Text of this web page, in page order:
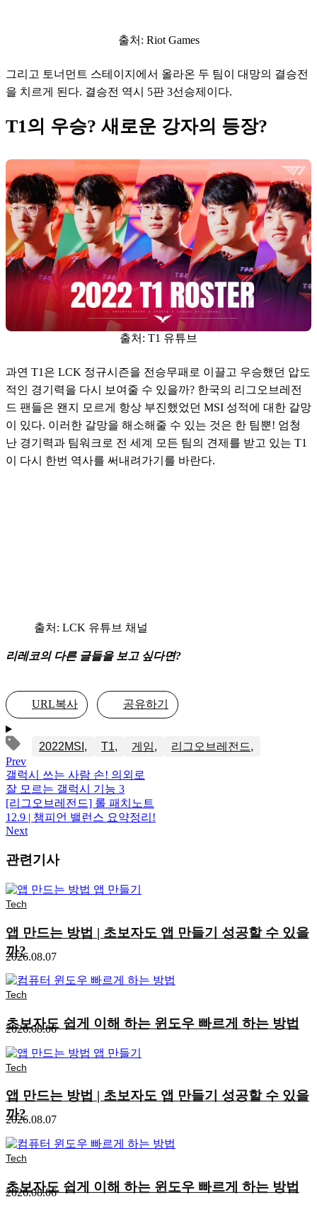
출처: Riot Games
그리고 토너먼트 스테이지에서 올라온 두 팀이 대망의 결승전
을 치르게 된다. 결승전 역시 5판 3선승제이다.
T1의 우승? 새로운 강자의 등장?
출처: T1 유튜브
과연 T1은 LCK 정규시즌을 전승무패로 이끌고 우승했던 압도
적인 경기력을 다시 보여줄 수 있을까? 한국의 리그오브레전
드 팬들은 왠지 모르게 항상 부진했었던 MSI 성적에 대한 갈망
이 있다. 이러한 갈망을 해소해줄 수 있는 것은 한 팀뿐! 엄청
난 경기력과 팀워크로 전 세계 모든 팀의 견제를 받고 있는 T1
이 다시 한번 역사를 써내려가기를 바란다.
출처: LCK 유튜브 채널
리레코의 다른 글들을 보고 싶다면?
URL복사 공유하기
2022MSI T1 게임
리그오브레전드
Prev
갤럭시 쓰는 사람 손! 의외로
잘 모르는 갤럭시 기능 3
[리그오브레전드] 롤 패치노트
12.9 | 챔피언 밸런스 요약정리!
Next
관련기사
Tech
앱 만드는 방법 | 초보자도 앱 만들기 성공할 수 있을
까?
2026.08.07
Tech
초보자도 쉽게 이해 하는 윈도우 빠르게 하는 방법
2026.08.06
Tech
앱 만드는 방법 | 초보자도 앱 만들기 성공할 수 있을
까?
2026.08.07
Tech
초보자도 쉽게 이해 하는 윈도우 빠르게 하는 방법
2026.08.06